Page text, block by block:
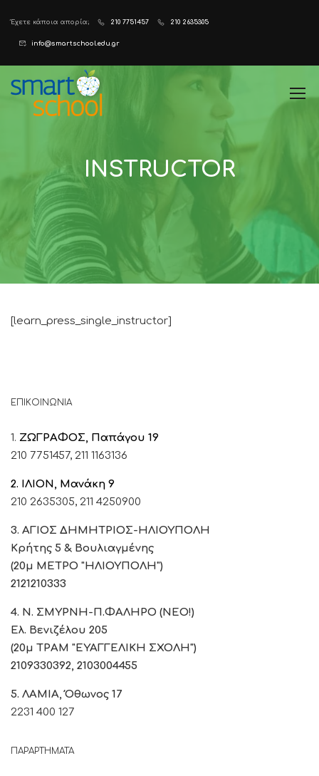
Έχετε κάποια απορία; 210 7751457 210 2635305
info@smartschool.edu.gr
INSTRUCTOR
[learn_press_single_instructor]
ΕΠΙΚΟΙΝΩΝΙΑ
1. ΖΩΓΡΑΦΟΣ, Παπάγου 19
210 7751457, 211 1163136
2. ΙΛΙΟΝ, Μανάκη 9
210 2635305, 211 4250900
3. ΑΓΙΟΣ ΔΗΜΗΤΡΙΟΣ-ΗΛΙΟΥΠΟΛΗ
Κρήτης 5 & Βουλιαγμένης
(20μ ΜΕΤΡΟ "ΗΛΙΟΥΠΟΛΗ")
2121210333
4. Ν. ΣΜΥΡΝΗ-Π.ΦΑΛΗΡΟ (ΝΕΟ!)
Ελ. Βενιζέλου 205
(20μ ΤΡΑΜ "ΕΥΑΓΓΕΛΙΚΗ ΣΧΟΛΗ")
2109330392, 2103004455
5. ΛΑΜΙΑ, Όθωνος 17
2231 400 127
ΠΑΡΑΡΤΗΜΑΤΑ